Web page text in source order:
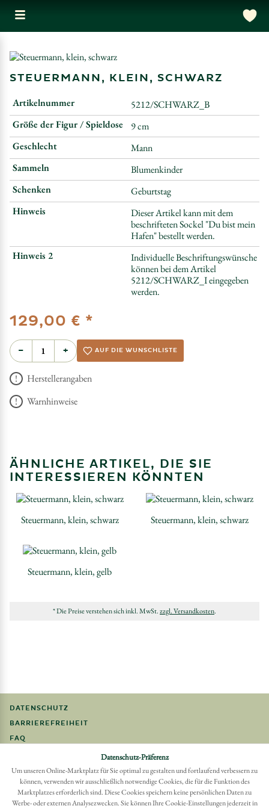
STEUERMANN, KLEIN, SCHWARZ
Artikelnummer
5212/SCHWARZ_B
Größe der Figur / Spieldose
9 cm
Geschlecht
Mann
Sammeln
Blumenkinder
Schenken
Geburtstag
Hinweis
Dieser Artikel kann mit dem
beschrifteten Sockel "Du bist mein
Hafen" bestellt werden.
Hinweis 2
Individuelle Beschriftungswünsche
können bei dem Artikel
5212/SCHWARZ_I eingegeben
werden.
129,00 € *
− + AUF DIE WUNSCHLISTE
Herstellerangaben
Warnhinweise
ÄHNLICHE ARTIKEL, DIE SIE
INTERESSIEREN KÖNNTEN
Steuermann, klein, schwarz Steuermann, klein, schwarz
Steuermann, klein, gelb
* Die Preise verstehen sich inkl. MwSt.zzgl. Versandkosten.
DATENSCHUTZ
BARRIEREFREIHEIT
FAQ
Möchten Sie eine Bestellung widerrufen?
Hier Widerruf mit wenigen Klicks online erreichen
Datenschutz-Präferenz
Um unseren Online-Marktplatz für Sie optimal zu gestalten und fortlaufend verbessern zu
können, verwenden wir ausschließlich notwendige Cookies, die für die Funktion des
Marktplatzes erforderlich sind. Diese Cookies speichern keine persönlichen Daten zu
Werbe- oder externen Analysezwecken. Sie können Ihre Cookie-Einstellungen jederzeit in